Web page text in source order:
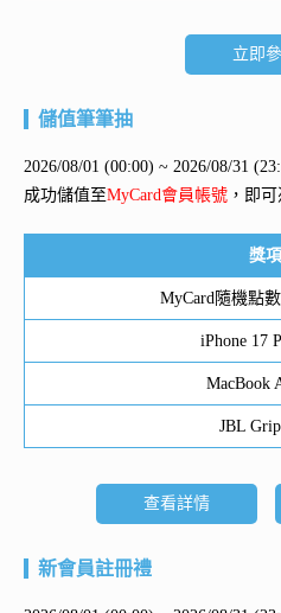
立即
儲值筆筆抽
2026/08/01 (00:00) ~ 2026/08/31
成功儲值至MyCard會員帳號 ，即
獎項
MyCard隨機點
iPhone 17
MacBook
JBL
查看詳情
新會員註冊禮